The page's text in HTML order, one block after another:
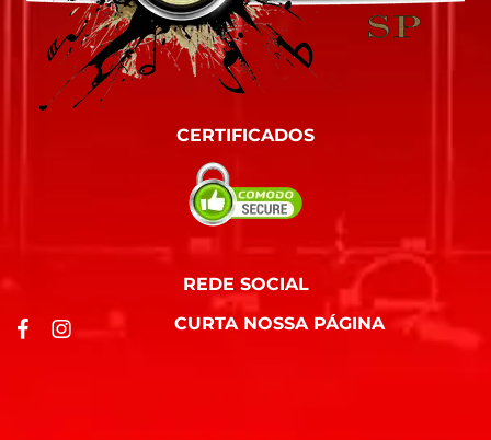
CERTIFICADOS
REDE SOCIAL
CURTA NOSSA PÁGINA